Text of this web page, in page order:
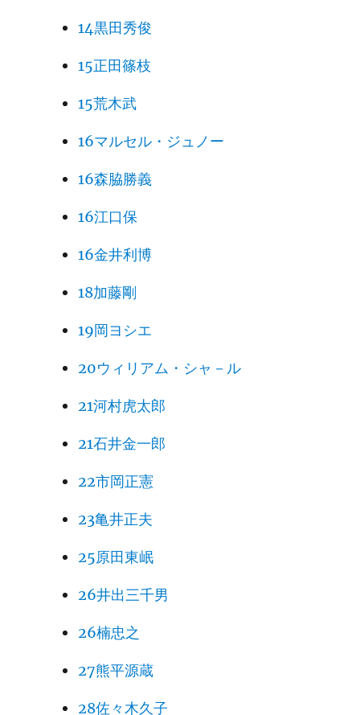
14黒田秀俊
15正田篠枝
15荒木武
16マルセル・ジュノー
16森脇勝義
16江口保
16金井利博
18加藤剛
19岡ヨシエ
20ウィリアム・シャ－ル
21河村虎太郎
21石井金一郎
22市岡正憲
23亀井正夫
25原田東岷
26井出三千男
26楠忠之
27熊平源蔵
28佐々木久子